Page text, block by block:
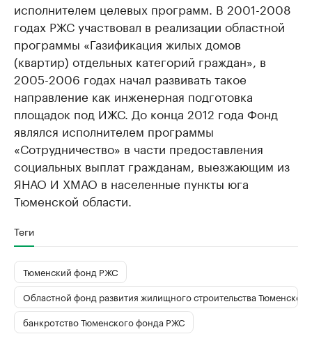
исполнителем целевых программ. В 2001-2008
годах РЖС участвовал в реализации областной
программы «Газификация жилых домов
(квартир) отдельных категорий граждан», в
2005-2006 годах начал развивать такое
направление как инженерная подготовка
площадок под ИЖС. До конца 2012 года Фонд
являлся исполнителем программы
«Сотрудничество» в части предоставления
социальных выплат гражданам, выезжающим из
ЯНАО И ХМАО в населенные пункты юга
Тюменской области.
Теги
Тюменский фонд РЖС
Областной фонд развития жилищного строительства Тюменской
банкротство Тюменского фонда РЖС